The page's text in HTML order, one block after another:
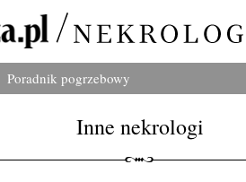
Poradnik pogrzebowy
Inne nekrologi